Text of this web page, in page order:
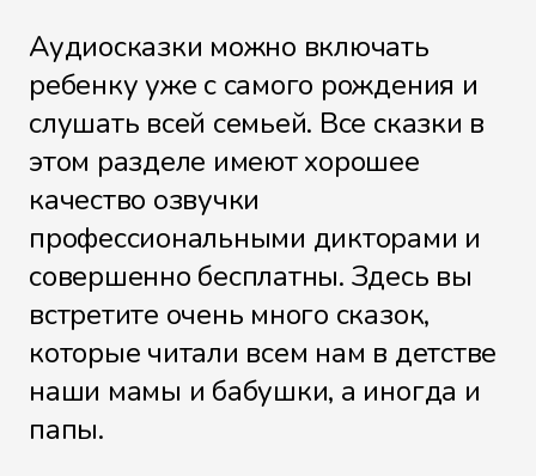
Аудиосказки можно включать
ребенку уже с самого рождения и
слушать всей семьей. Все сказки в
этом разделе имеют хорошее
качество озвучки
профессиональными дикторами и
совершенно бесплатны. Здесь вы
встретите очень много сказок,
которые читали всем нам в детстве
наши мамы и бабушки, а иногда и
папы.